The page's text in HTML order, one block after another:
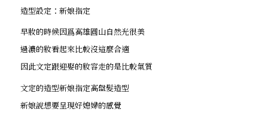
造型設定：新娘指定
早妝的時候因爲高雄圓山自然光很美
過濃的妝看起來比較沒這麼合適
因此文定跟迎娶的妝容走的是比較氣質
文定的造型新娘指定高盤髮造型
新娘說想要呈現好媳婦的感覺